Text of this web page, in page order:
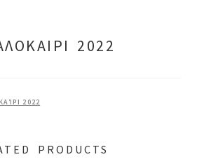
2022
2022
PRODUCTS